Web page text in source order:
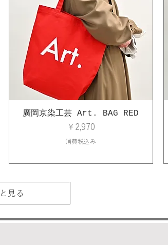
廣岡京染工芸 Art. BAG RED
価格
￥2,970
消費税込み
見る